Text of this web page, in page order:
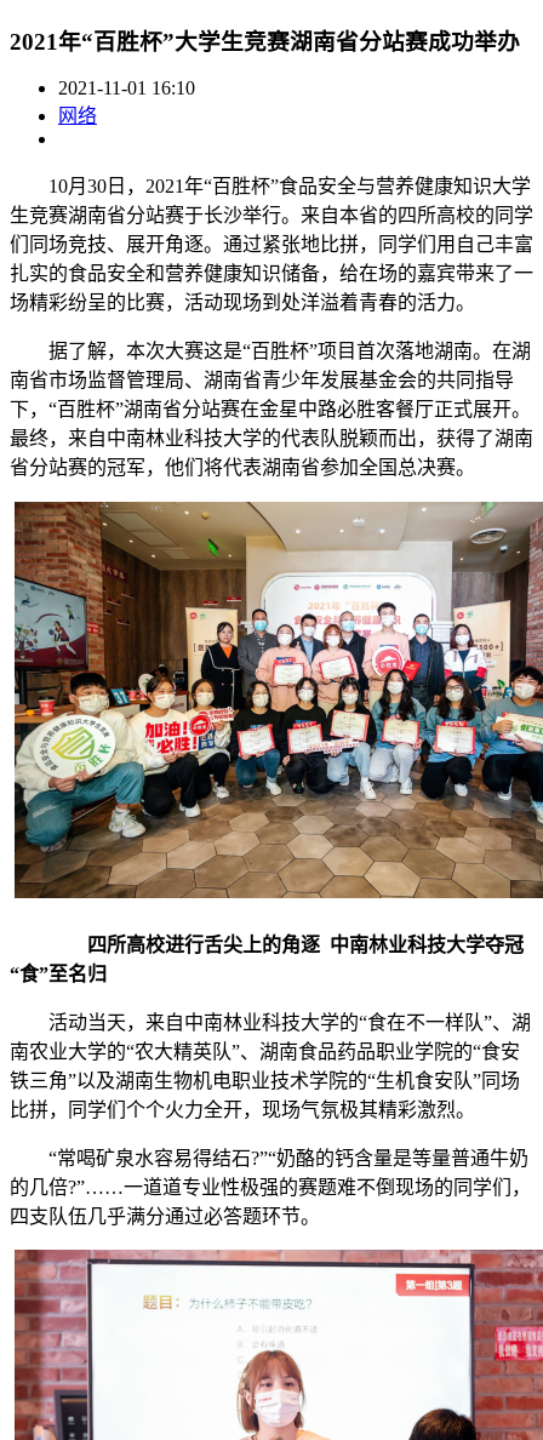
2021年“百胜杯”大学生竞赛湖南省分站赛成功举办
2021-11-01 16:10
网络
10月30日，2021年“百胜杯”食品安全与营养健康知识大学
生竞赛湖南省分站赛于长沙举行。来自本省的四所高校的同学
们同场竞技、展开角逐。通过紧张地比拼，同学们用自己丰富
扎实的食品安全和营养健康知识储备，给在场的嘉宾带来了一
场精彩纷呈的比赛，活动现场到处洋溢着青春的活力。
据了解，本次大赛这是“百胜杯”项目首次落地湖南。在湖
南省市场监督管理局、湖南省青少年发展基金会的共同指导
下，“百胜杯”湖南省分站赛在金星中路必胜客餐厅正式展开。
最终，来自中南林业科技大学的代表队脱颖而出，获得了湖南
省分站赛的冠军，他们将代表湖南省参加全国总决赛。
四所高校进行舌尖上的角逐 中南林业科技大学夺冠
“食”至名归
活动当天，来自中南林业科技大学的“食在不一样队”、湖
南农业大学的“农大精英队”、湖南食品药品职业学院的“食安
铁三角”以及湖南生物机电职业技术学院的“生机食安队”同场
比拼，同学们个个火力全开，现场气氛极其精彩激烈。
“常喝矿泉水容易得结石?”“奶酪的钙含量是等量普通牛奶
的几倍?”……一道道专业性极强的赛题难不倒现场的同学们，
四支队伍几乎满分通过必答题环节。